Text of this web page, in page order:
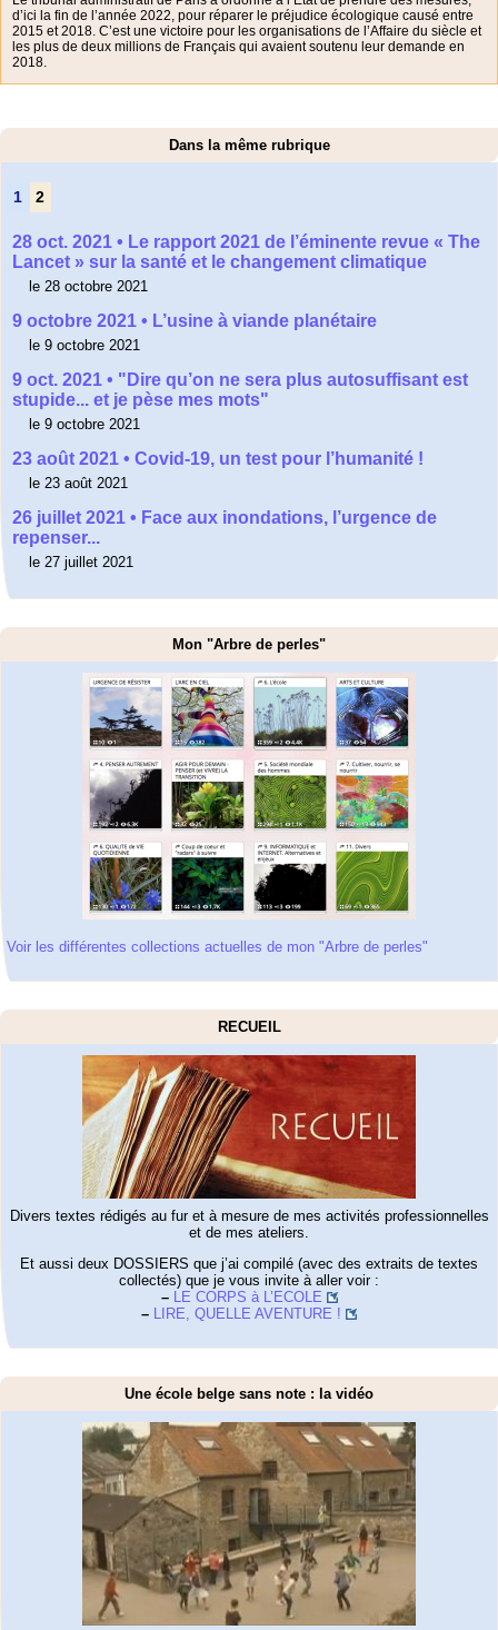
d’ici la fin de l’année 2022, pour réparer le préjudice écologique causé entre
2015 et 2018. C’est une victoire pour les organisations de l’Affaire du siècle et
les plus de deux millions de Français qui avaient soutenu leur demande en
2018.
Dans la même rubrique
1 2
28 oct. 2021 • Le rapport 2021 de l’éminente revue « The
Lancet » sur la santé et le changement climatique
le 28 octobre 2021
9 octobre 2021 • L’usine à viande planétaire
le 9 octobre 2021
9 oct. 2021 • "Dire qu’on ne sera plus autosuffisant est
stupide... et je pèse mes mots"
le 9 octobre 2021
23 août 2021 • Covid-19, un test pour l’humanité !
le 23 août 2021
26 juillet 2021 • Face aux inondations, l’urgence de
repenser...
le 27 juillet 2021
Mon "Arbre de perles"
Voir les différentes collections actuelles de mon "Arbre de perles"
RECUEIL
Divers textes rédigés au fur et à mesure de mes activités professionnelles
et de mes ateliers.
Et aussi deux DOSSIERS que j’ai compilé (avec des extraits de textes
collectés) que je vous invite à aller voir :
–
LE CORPS à L’ECOLE
–
LIRE, QUELLE AVENTURE !
Une école belge sans note : la vidéo